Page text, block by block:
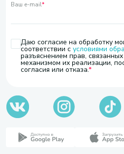
Ваш e-mail*
Даю согласие на обработку
соответствии с условиями
разъяснением прав,
механизмом их реализации,
согласия или отказа.